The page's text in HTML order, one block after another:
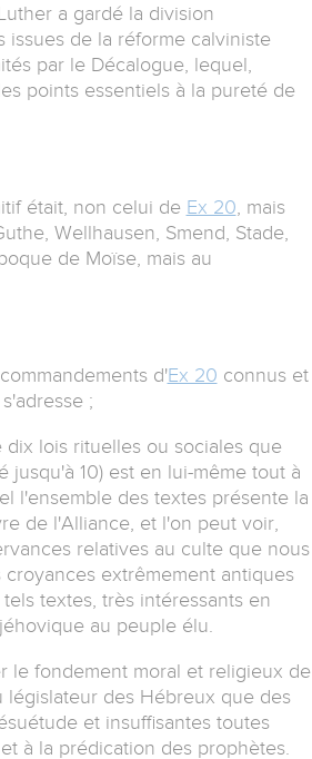
a gardé la division
issues de la réforme calviniste
par le Décalogue, lequel,
points essentiels à la pureté de
était, non celui de Ex 20 , mais
Wellhausen, Smend, Stade,
de Moïse, mais au
d'Ex 20 connus et
;
dix lois rituelles ou sociales que
10) est en lui-même tout à
l'ensemble des textes présente la
de l'Alliance, et l'on peut voir,
relatives au culte que nous
extrêmement antiques
textes, très intéressants en
au peuple élu.
le fondement moral et religieux de
législateur des Hébreux que des
et insuffisantes toutes
à la prédication des prophètes.